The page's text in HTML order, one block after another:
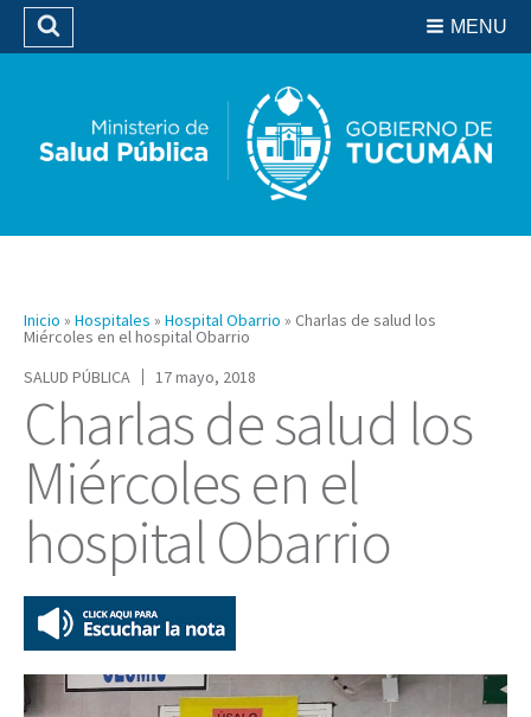
Biblioteca
MENU
Buscar
Inicio » Hospitales » Hospital Obarrio » Charlas de salud los
Miércoles en el hospital Obarrio
SALUD PÚBLICA
17 mayo, 2018
Charlas de salud los
Miércoles en el
hospital Obarrio